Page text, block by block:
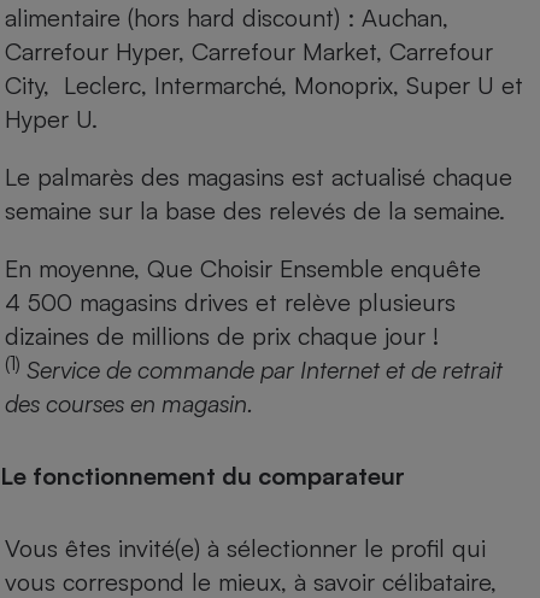
alimentaire (hors hard discount) : Auchan,
Carrefour Hyper, Carrefour Market, Carrefour
City, Leclerc, Intermarché, Monoprix, Super U et
Hyper U.
Le palmarès des magasins est actualisé chaque
semaine sur la base des relevés de la semaine.
En moyenne, Que Choisir Ensemble enquête
4 500 magasins drives et relève plusieurs
dizaines de millions de prix chaque jour !
(1) Service de commande par Internet et de retrait
des courses en magasin.
Le fonctionnement du comparateur
Vous êtes invité(e) à sélectionner le profil qui
vous correspond le mieux, à savoir célibataire,